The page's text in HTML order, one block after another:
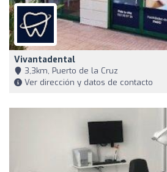
Vivantadental
3,3km, Puerto de la Cruz
Ver dirección y datos de contacto